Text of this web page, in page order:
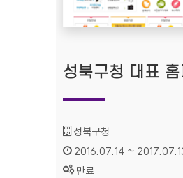
성북구청 대표 홈
기관명 :
성북구청
인증기간 :
2016.07.14 ~
상태 :
만료